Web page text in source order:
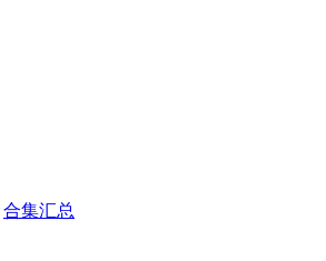
合集汇总